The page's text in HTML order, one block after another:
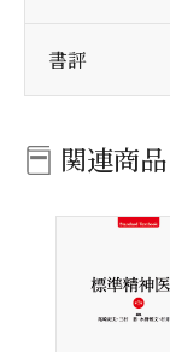
書評
関連商品